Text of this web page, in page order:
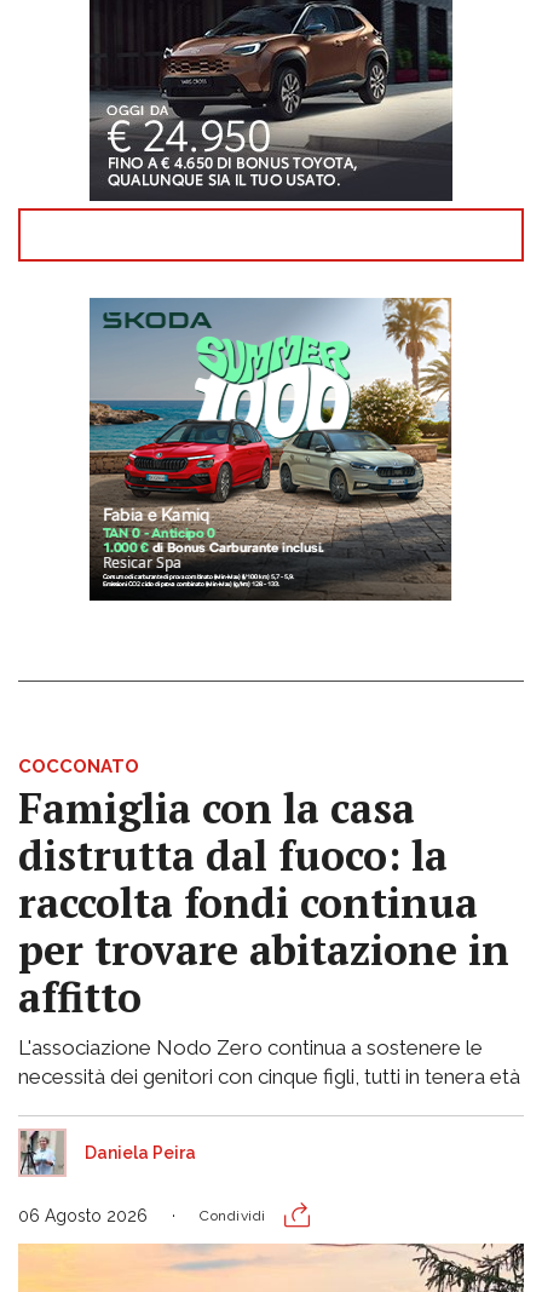
COCCONATO
Famiglia con la casa
distrutta dal fuoco: la
raccolta fondi continua
per trovare abitazione in
affitto
L'associazione Nodo Zero continua a sostenere le
necessità dei genitori con cinque figli, tutti in tenera età
Daniela Peira
06 Agosto 2026 Condividi